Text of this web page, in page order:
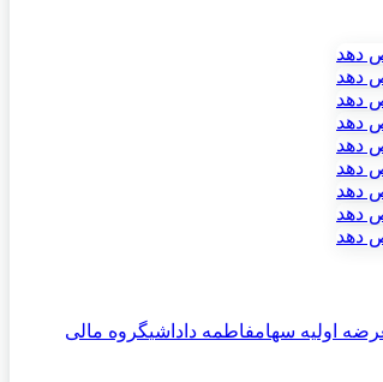
اولیه سهامفاطمه داداشیگروه مالی